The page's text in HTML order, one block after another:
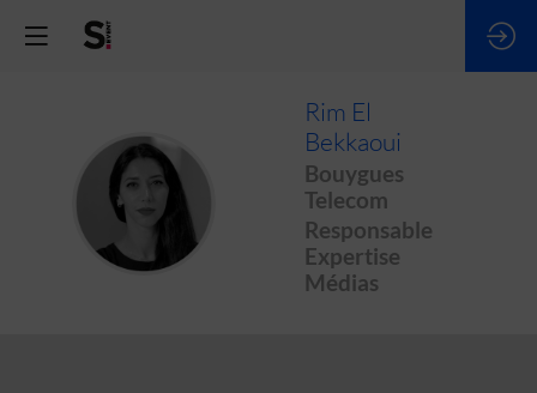
REB
Rim El
Bekkaoui
Bouygues
Telecom
Responsable
Expertise
Médias